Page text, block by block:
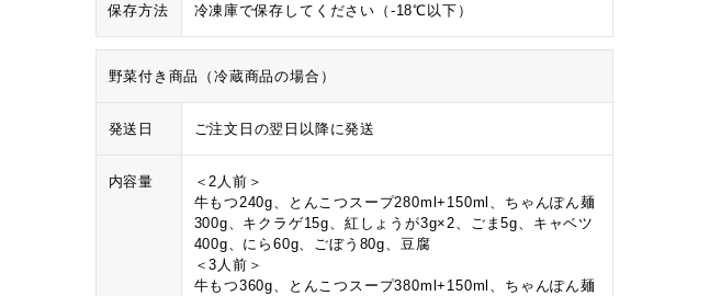
保存方法 冷凍庫で保存してください（-18℃以下）
野菜付き商品（冷蔵商品の場合）
発送日 ご注文日の翌日以降に発送
内容量
＜2人前＞
牛もつ240g、とんこつスープ280ml+150ml、ちゃんぽん麺
300g、キクラゲ15g、紅しょうが3g×2、ごま5g、キャベツ
400g、にら60g、ごぼう80g、豆腐
＜3人前＞
牛もつ360g、とんこつスープ380ml+150ml、ちゃんぽん麺